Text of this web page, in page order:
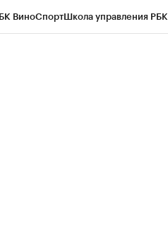
ВиноСпортШкола управления РБК